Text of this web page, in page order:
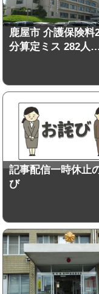
鹿屋市 介護保険料
分算定ミス 282人…
記事配信一時休止
び